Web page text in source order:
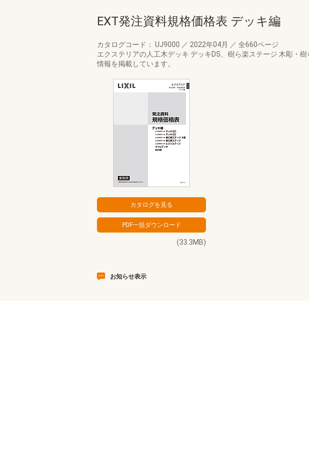
EXT発注資料規格価格表 デッキ編
カタログコード： UJ9000 ／ 2022年04月 ／ 全660ページ
エクステリアの人工木デッキ デッキDS、樹ら楽ステージ 木彫・
情報を掲載しています。
(33.3MB)
お知らせ表示